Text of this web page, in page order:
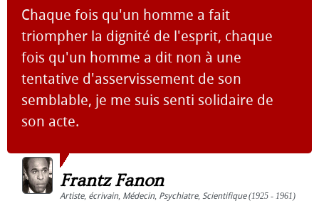
Chaque fois qu'un homme a fait
triompher la dignité de l'esprit, chaque
fois qu'un homme a dit non à une
tentative d'asservissement de son
semblable, je me suis senti solidaire de
son acte.
Frantz Fanon
Artiste, écrivain, Médecin, Psychiatre, Scientifique(1925 - 1961)